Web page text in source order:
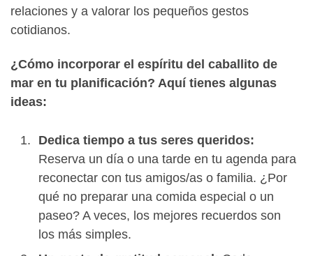
relaciones y a valorar los pequeños gestos
cotidianos.
¿Cómo incorporar el espíritu del caballito de
mar en tu planificación? Aquí tienes algunas
ideas:
Dedica tiempo a tus seres queridos:
Reserva un día o una tarde en tu agenda para
reconectar con tus amigos/as o familia. ¿Por
qué no preparar una comida especial o un
paseo? A veces, los mejores recuerdos son
los más simples.